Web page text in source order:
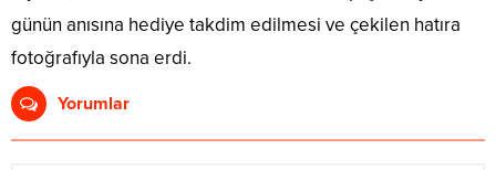
günün anısına hediye takdim edilmesi ve çekilen hatıra
fotoğrafıyla sona erdi.
Yorumlar